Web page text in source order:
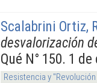
Scalabrini Ortiz,
desvalorización
Qué N° 150. 1
Resistencia y